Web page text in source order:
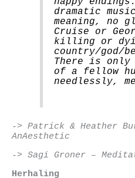
dramatic
meaning, no
Cruise or
killing or
country/god/
There is
of a fellow
needlessly,
-> Patrick & Heather
AnAesthetic
-> Sagi Groner –
Herhaling